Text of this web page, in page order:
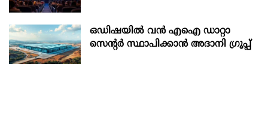
ഒഡിഷയില്‍ വന്‍ എഐ ഡാറ്റാ
സെന്റര്‍ സ്ഥാപിക്കാന്‍ അദാനി ഗ്രൂപ്പ്